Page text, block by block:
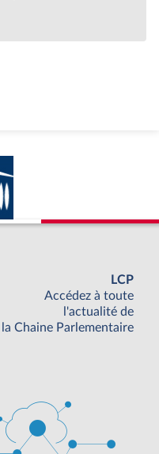
LCP
Accédez à toute
l'actualité de
la Chaine Parlementaire